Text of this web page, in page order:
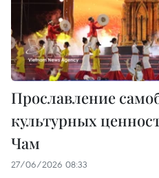
Прославление
культурных
Чам
27/06/2026 08:33